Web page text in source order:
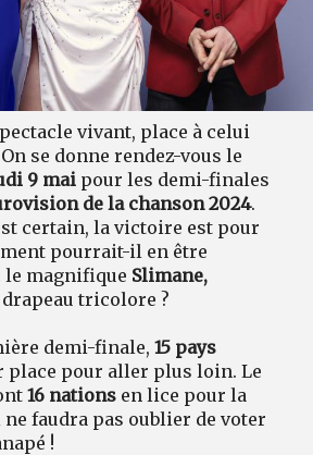
vivant, place à celui
se donne rendez-vous le
9 mai pour les demi-finales
de la chanson 2024.
certain, la victoire est pour
pourrait-il en être
le magnifique Slimane,
tricolore ?
demi-finale,15 pays
place pour aller plus loin. Le
16 nations en lice pour la
faudra pas oublier de voter
!